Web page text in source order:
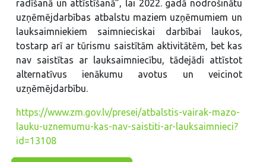
radīšanā un attīstīšanā”, lai 2022. gadā nodrošinātu
uzņēmējdarbības atbalstu maziem uzņēmumiem un
lauksaimniekiem saimnieciskai darbībai laukos,
tostarp arī ar tūrismu saistītām aktivitātēm, bet kas
nav saistītas ar lauksaimniecību, tādejādi attīstot
alternatīvus ienākumu avotus un veicinot
uzņēmējdarbību.
https://www.zm.gov.lv/presei/atbalstis-vairak-mazo-
lauku-uznemumu-kas-nav-saistiti-ar-lauksaimnieci?
id=13108